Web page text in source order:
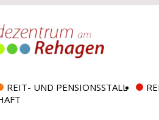
REIT- UND PENSIONSSTALL